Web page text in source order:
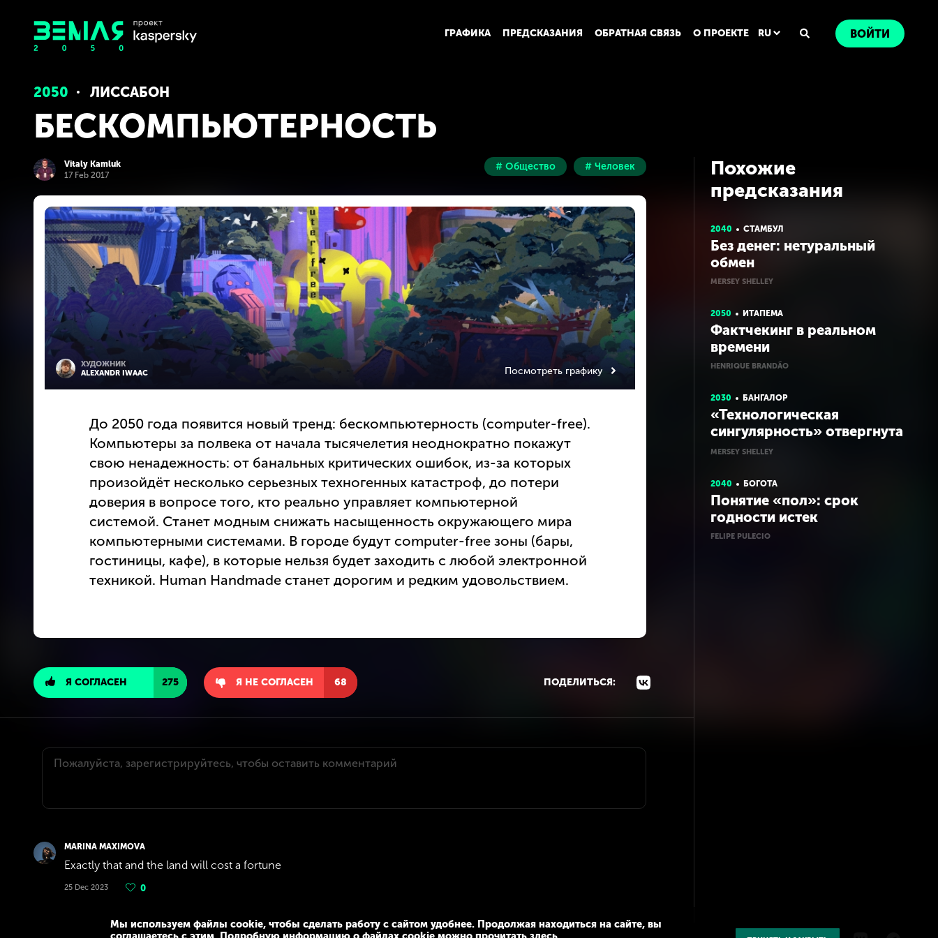
ГРАФИКА ПРЕДСКАЗАНИЯ ОБРАТНАЯ СВЯЗЬ О ПРОЕКТЕ RU ВОЙТИ
2050 ЛИССАБОН
БЕСКОМПЬЮТЕРНОСТЬ
Vitaly Kamluk
17 Feb 2017
# Общество # Человек
ХУДОЖНИК
ALEXANDR IWAAC
Посмотреть графику
До 2050 года появится новый тренд: бескомпьютерность (computer-free).
Компьютеры за полвека от начала тысячелетия неоднократно покажут
свою ненадежность: от банальных критических ошибок, из-за которых
произойдёт несколько серьезных техногенных катастроф, до потери
доверия в вопросе того, кто реально управляет компьютерной
системой. Станет модным снижать насыщенность окружающего мира
компьютерными системами. В городе будут computer-free зоны (бары,
гостиницы, кафе), в которые нельзя будет заходить с любой электронной
техникой. Human Handmade станет дорогим и редким удовольствием.
Я СОГЛАСЕН 275 Я НЕ СОГЛАСЕН 68 ПОДЕЛИТЬСЯ:
MARINA MAXIMOVA
Exactly that and the land will cost a fortune
25 Dec 2023 0
Похожие
предсказания
2040 СТАМБУЛ
Без денег: нетуральный
обмен
MERSEY SHELLEY
2050 ИТАПЕМА
Фактчекинг в реальном
времени
HENRIQUE BRANDÃO
2030 БАНГАЛОР
«Технологическая
сингулярность» отвергнута
как опасный культ
MERSEY SHELLEY
2040 БОГОТА
Понятие «пол»: срок
годности истек
FELIPE PULECIO
Мы используем файлы cookie, чтобы сделать работу с сайтом удобнее. Продолжая находиться на сайте, вы